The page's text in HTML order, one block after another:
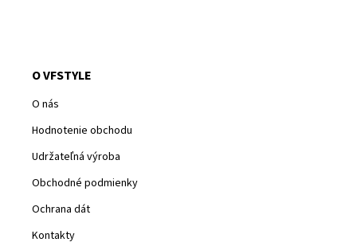
O VFSTYLE
O nás
Hodnotenie obchodu
Udržateľná výroba
Obchodné podmienky
Ochrana dát
Kontakty